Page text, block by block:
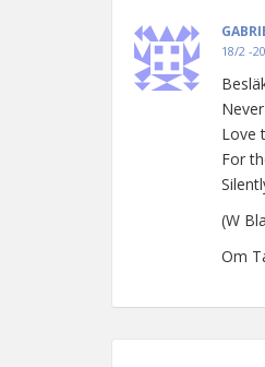
18/2 -
Love
For
(W
Om